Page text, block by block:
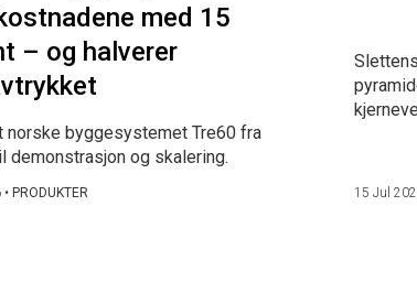
med 15
– og halverer
norske byggesystemet Tre60 fra
demonstrasjon og skalering.
• PRODUKTER 15 Jul